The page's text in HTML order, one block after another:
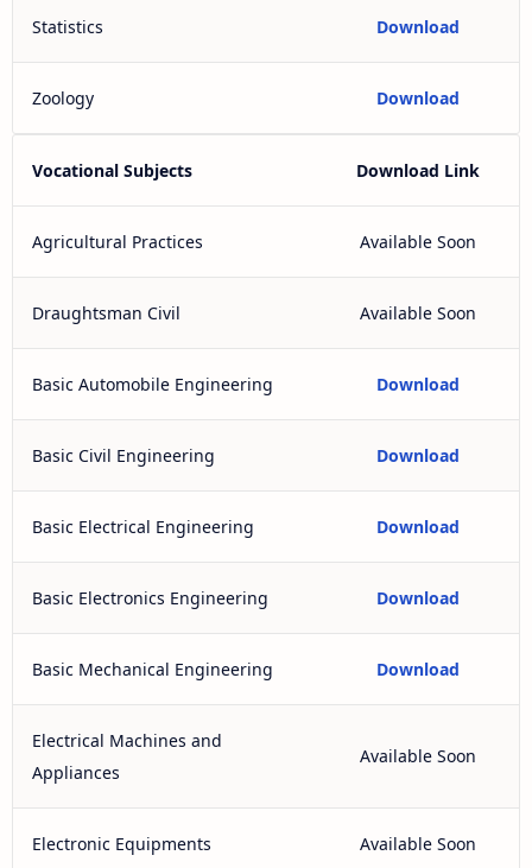
Statistics Download
Zoology Download
Vocational Subjects Download Link
Agricultural Practices Available Soon
Draughtsman Civil Available Soon
Basic Automobile Engineering Download
Basic Civil Engineering Download
Basic Electrical Engineering Download
Basic Electronics Engineering Download
Basic Mechanical Engineering Download
Electrical Machines and
Appliances
Available Soon
Electronic Equipments Available Soon